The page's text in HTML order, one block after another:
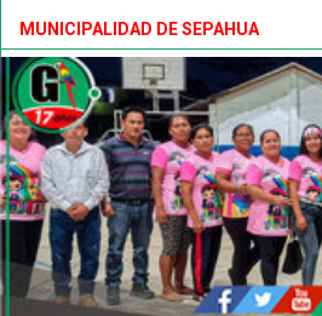
MUNICIPALIDAD DE SEPAHUA